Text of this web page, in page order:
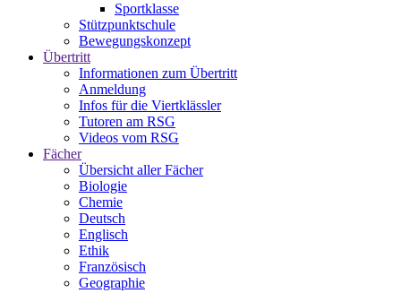
Sportklasse
Stützpunktschule
Bewegungskonzept
Übertritt
Informationen zum Übertritt
Anmeldung
Infos für die Viertklässler
Tutoren am RSG
Videos vom RSG
Fächer
Übersicht aller Fächer
Biologie
Chemie
Deutsch
Englisch
Ethik
Französisch
Geographie